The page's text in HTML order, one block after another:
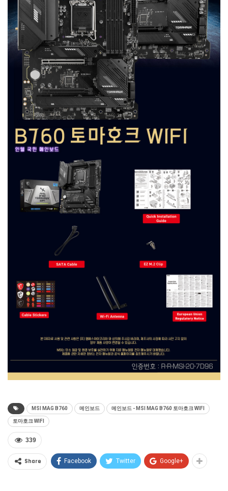
MSI MAG B760 메인보드 메인보드 - MSI MAG B760 토마호크 WIFI
토마호크 WIFI
339
Share Facebook Twitter Google+